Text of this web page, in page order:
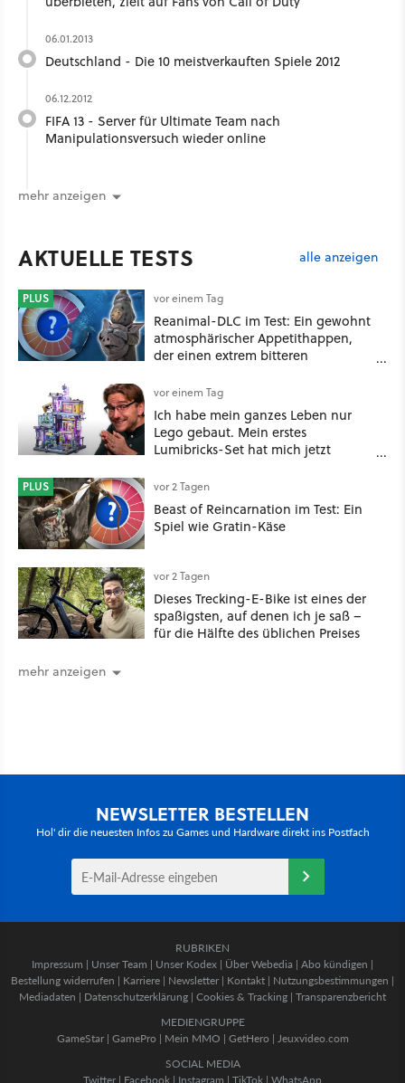
06.01.2013
Deutschland - Die 10 meistverkauften Spiele 2012
06.12.2012
FIFA 13 - Server für Ultimate Team nach
Manipulationsversuch wieder online
mehr anzeigen
AKTUELLE TESTS alle anzeigen
PLUS vor einem Tag
Reanimal-DLC im Test: Ein gewohnt
atmosphärischer Appetithappen,
der einen extrem bitteren
vor einem Tag
Ich habe mein ganzes Leben nur
Lego gebaut. Mein erstes
Lumibricks-Set hat mich jetzt
Stack im Test
PLUS vor 2 Tagen
Beast of Reincarnation im Test: Ein
Spiel wie Gratin-Käse
vor 2 Tagen
Dieses Trecking-E-Bike ist eines der
spaßigsten, auf denen ich je saß –
für die Hälfte des üblichen Preises
mehr anzeigen
NEWSLETTER BESTELLEN
Hol' dir die neuesten Infos zu Games und Hardware direkt ins Postfach
RUBRIKEN
Impressum | Unser Team | Unser Kodex | Über Webedia | Abo kündigen |
Bestellung widerrufen | Karriere | Newsletter | Kontakt | Nutzungsbestimmungen |
Mediadaten | Datenschutzerklärung | Cookies & Tracking | Transparenzbericht
MEDIENGRUPPE
GameStar| GamePro | Mein MMO | GetHero | Jeuxvideo.com
SOCIAL MEDIA
Twitter | Facebook | Instagram | TikTok | WhatsApp